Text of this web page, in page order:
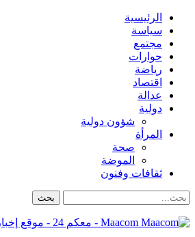
الرئيسية
سياسة
مجتمع
حوارات
رياضة
اقتصاد
عدالة
دولية
شؤون دولية
المرأة
صحة
الموضة
ثقافات وفنون
Maacom - معكم 24 - موقع إخباري شامل